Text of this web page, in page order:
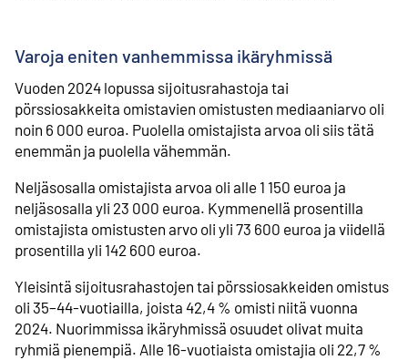
Varoja eniten vanhemmissa ikäryhmissä
Vuoden 2024 lopussa sijoitusrahastoja tai
pörssiosakkeita omistavien omistusten mediaaniarvo oli
noin 6 000 euroa. Puolella omistajista arvoa oli siis tätä
enemmän ja puolella vähemmän.
Neljäsosalla omistajista arvoa oli alle 1 150 euroa ja
neljäsosalla yli 23 000 euroa. Kymmenellä prosentilla
omistajista omistusten arvo oli yli 73 600 euroa ja viidellä
prosentilla yli 142 600 euroa.
Yleisintä sijoitusrahastojen tai pörssiosakkeiden omistus
oli 35–44-vuotiailla, joista 42,4 % omisti niitä vuonna
2024. Nuorimmissa ikäryhmissä osuudet olivat muita
ryhmiä pienempiä. Alle 16-vuotiaista omistajia oli 22,7 %